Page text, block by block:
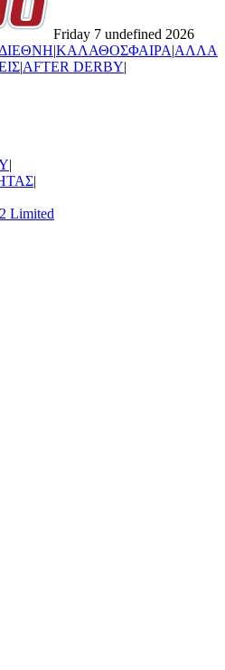
Friday 7 undefined 2026
ΔΙΕΘΝΗ|ΚΑΛΑΘΟΣΦΑΙΡΑ|ΑΛΛΑ
|AFTER DERBY|
|
|
Limited